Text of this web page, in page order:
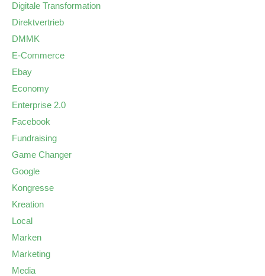
Digitale Transformation
Direktvertrieb
DMMK
E-Commerce
Ebay
Economy
Enterprise 2.0
Facebook
Fundraising
Game Changer
Google
Kongresse
Kreation
Local
Marken
Marketing
Media